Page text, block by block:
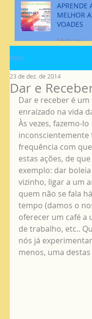
APRENDE
MELHOR
VOADES
16 de jan.
Post
Dar e
23 de dez. de 2014
Dar e receber é
enraízado na vida
Às vezes, fazemo-lo
inconscientemente
frequência com
estas ações, de
exemplo: dar
vizinho, ligar a um
quem não se fala
tempo (damos o
oferecer um café a
de trabalho, etc..
nós já
menos, uma